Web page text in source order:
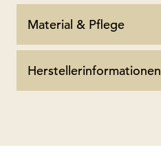
Material & Pflege
Herstellerinformationen